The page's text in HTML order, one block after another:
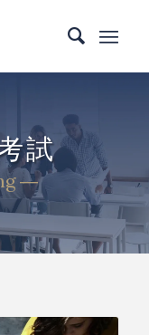
試
―